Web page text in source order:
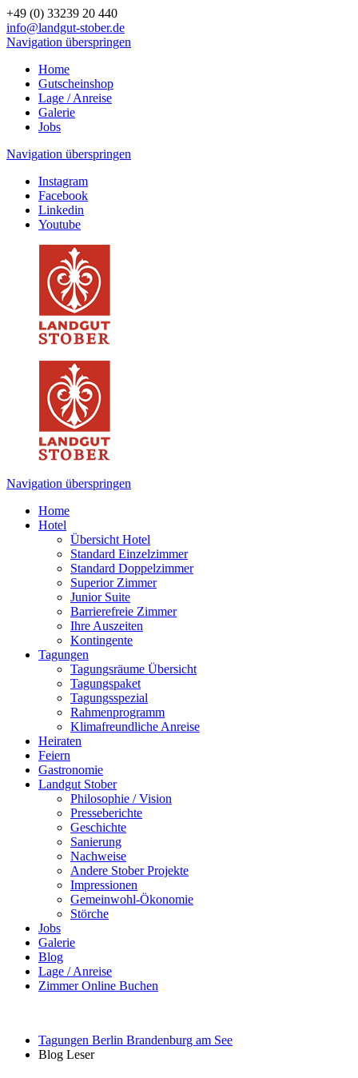
+49 (0) 33239 20 440
info@landgut-stober.de
Navigation überspringen
Home
Gutscheinshop
Lage / Anreise
Galerie
Jobs
Navigation überspringen
Instagram
Facebook
Linkedin
Youtube
Navigation überspringen
Home
Hotel
Übersicht Hotel
Standard Einzelzimmer
Standard Doppelzimmer
Superior Zimmer
Junior Suite
Barrierefreie Zimmer
Ihre Auszeiten
Kontingente
Tagungen
Tagungsräume Übersicht
Tagungspaket
Tagungsspezial
Rahmenprogramm
Klimafreundliche Anreise
Heiraten
Feiern
Gastronomie
Landgut Stober
Philosophie / Vision
Presseberichte
Geschichte
Sanierung
Nachweise
Andere Stober Projekte
Impressionen
Gemeinwohl-Ökonomie
Störche
Jobs
Galerie
Blog
Lage / Anreise
Zimmer Online Buchen
Tagungen Berlin Brandenburg am See
Blog Leser